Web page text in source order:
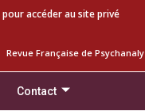
pour accéder au site privé
Revue Française de
Contact